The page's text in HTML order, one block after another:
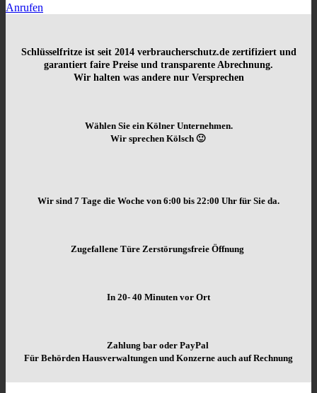
Anrufen
Schlüsselfritze ist seit 2014 verbraucherschutz.de zertifiziert und
garantiert faire Preise und transparente Abrechnung.
Wir halten was andere nur Versprechen
Wählen Sie ein Kölner Unternehmen.
Wir sprechen Kölsch 🙂
Wir sind 7 Tage die Woche von 6:00 bis 22:00 Uhr für Sie da.
Zugefallene Türe Zerstörungsfreie Öffnung
In 20- 40 Minuten vor Ort
Zahlung bar oder PayPal
Für Behörden Hausverwaltungen und Konzerne auch auf Rechnung